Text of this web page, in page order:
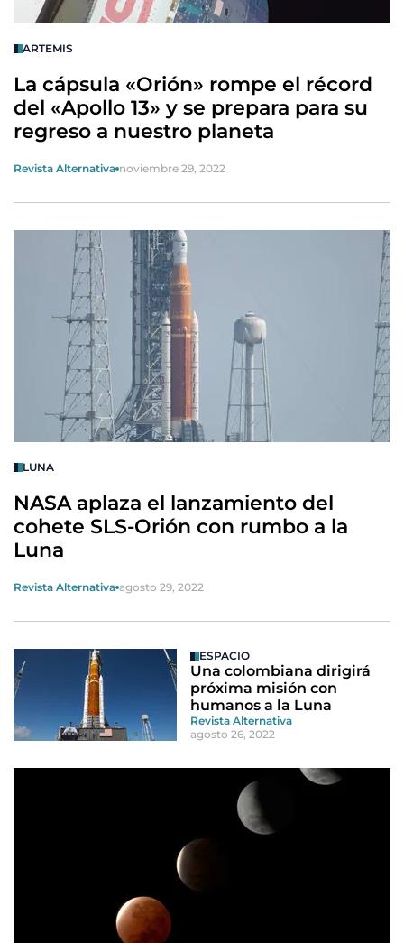
ARTEMIS
La cápsula «Orión» rompe el récord
del «Apollo 13» y se prepara para su
regreso a nuestro planeta
Revista Alternativa noviembre 29, 2022
LUNA
NASA aplaza el lanzamiento del
cohete SLS-Orión con rumbo a la
Luna
Revista Alternativa agosto 29, 2022
ESPACIO
Una colombiana dirigirá
próxima misión con
humanos a la Luna
Revista Alternativa
agosto 26, 2022